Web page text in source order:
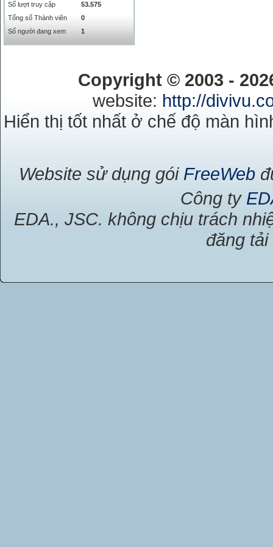
RMB
3272
RUB
Số lượt truy cập
53.575
Tổng số Thành viên
0
Số người đang xem
1
Copyright © 2003 -
website: http://
Hiển thị tốt nhất ở chế độ màn
Website sử dụng gói FreeWeb
Công ty
EDA., JSC. không chịu trách
đăng